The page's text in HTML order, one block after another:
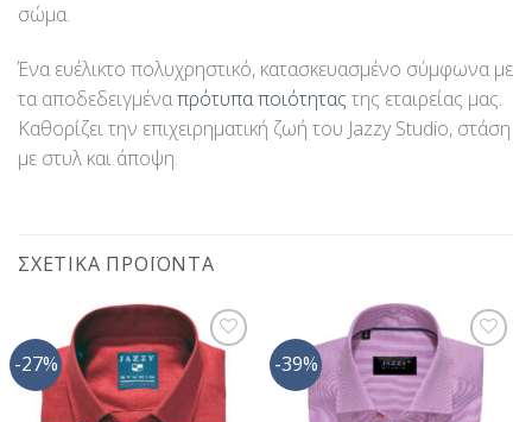
σώμα.
Ένα ευέλικτο πολυχρηστικό, κατασκευασμένο σύμφωνα με
τα αποδεδειγμέναπρότυπα ποιότητας της εταιρείας μας.
Καθορίζει την επιχειρηματική ζωή του Jazzy Studio, στάση
με στυλ και άποψη.
ΣΧΕΤΙΚΆ ΠΡΟΪΌΝΤΑ
-27%
Προσθήκη
στη Λίστα
Επιθυμίας
-39%
Προσθήκη
στη Λίστα
Επιθυμίας